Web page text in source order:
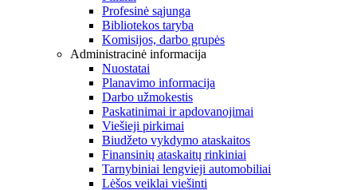
Profesinė sąjunga
Bibliotekos taryba
Komisijos, darbo grupės
Administracinė informacija
Nuostatai
Planavimo informacija
Darbo užmokestis
Paskatinimai ir apdovanojimai
Viešieji pirkimai
Biudžeto vykdymo ataskaitos
Finansinių ataskaitų rinkiniai
Tarnybiniai lengvieji automobiliai
Lėšos veiklai viešinti